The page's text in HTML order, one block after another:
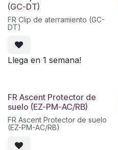
(GC-DT)
FR Clip de aterramiento (GC-
DT)
Llega en 1 semana!
FR Ascent Protector de
suelo (EZ-PM-AC/RB)
FR Ascent Protector de suelo
(EZ-PM-AC/RB)